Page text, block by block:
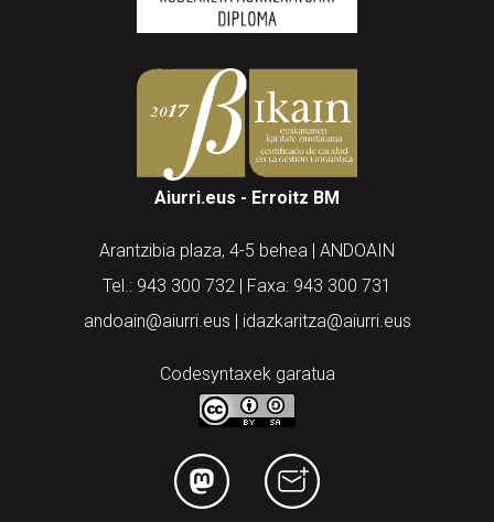
Aiurri.eus - Erroitz BM
Arantzibia plaza, 4-5 behea | ANDOAIN
Tel.: 943 300 732 | Faxa: 943 300 731
andoain@aiurri.eus | idazkaritza@aiurri.eus
Codesyntaxek garatua